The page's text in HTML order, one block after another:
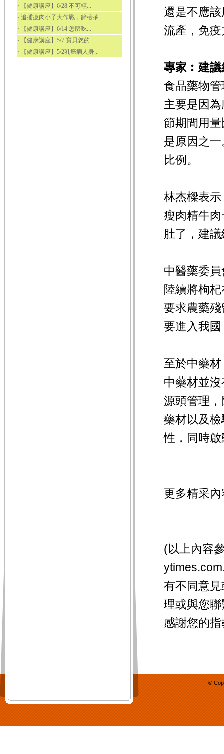
‧ 【健康講座】6/28 不可輕...
‧ 追捕瘜肉小子大作戰，篩檢抽...
‧ 【健康講座】6/14 怎麼吃...
‧ 【健康講座】5/7 寶貝您的...
‧ 【健康講座】5/2乳癌病人身...
還是不應
流產，免
專家︰建
食品藥物
主要是因
節期間用
是原因之
比例。
林杰樑表
瘦肉精牛
肚了，建
中醫藥委
陸續將枸
要求農藥
要進入我
至於中藥
中藥材並
源頭管理
藥材以及
性，同時
更多精采
(以上內容
有不同意
理或與您
感謝您的
©